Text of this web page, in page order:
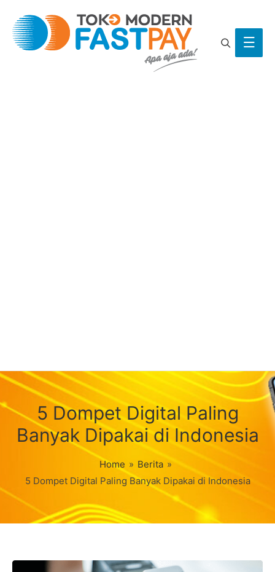
Main
Search
5 Dompet Digital Paling
Banyak Dipakai di Indonesia
Home » Berita »
5 Dompet Digital Paling Banyak Dipakai di Indonesia